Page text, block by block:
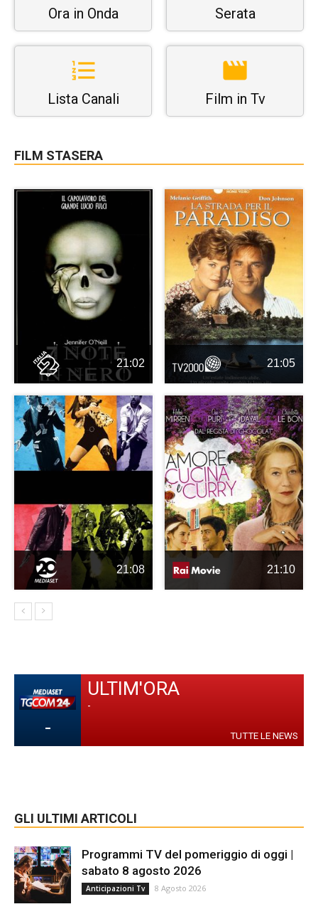
Ora in Onda Serata
Lista Canali Film in Tv
FILM STASERA
21:02 21:05
21:08 21:10
-
ULTIM'ORA
-
TUTTE LE NEWS
GLI ULTIMI ARTICOLI
Programmi TV del pomeriggio di oggi |
sabato 8 agosto 2026
Anticipazioni Tv 8 Agosto 2026